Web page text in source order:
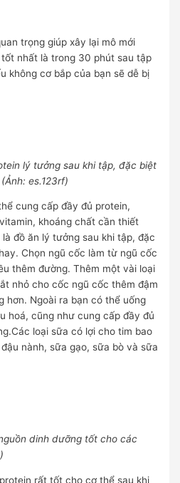
trọng giúp xây lại mô mới
tốt nhất là trong 30 phút sau tập
không cơ bắp của bạn sẽ dễ bị
lý tưởng sau khi tập, đặc biệt
es.123rf)
cung cấp đầy đủ protein,
khoáng chất cần thiết
đồ ăn lý tưởng sau khi tập, đặc
Chọn ngũ cốc làm từ ngũ cốc
thêm đường. Thêm một vài loại
nhỏ cho cốc ngũ cốc thêm đậm
hơn. Ngoài ra bạn có thể uống
hoá, cũng như cung cấp đầy đủ
loại sữa có lợi cho tim bao
nành, sữa gạo, sữa bò và sữa
dinh dưỡng tốt cho các
rất tốt cho cơ thể sau khi